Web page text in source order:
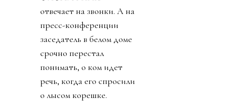
отвечает на звонки. А на
пресс-конференции
заседатель в белом доме
срочно перестал
понимать, о ком идет
речь, когда его спросили
о лысом корешке.